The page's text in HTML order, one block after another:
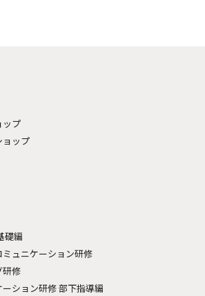
ップ
ョップ
礎編
ュニケーション研修
研修
ション研修 部下指導編